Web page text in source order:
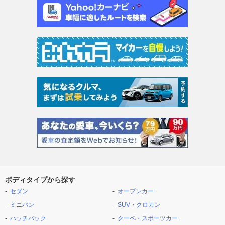
ボディタイプから探す
セダン
ミニバン
ハッチバック
オープンカー
SUV・クロカン
クーペ・スポーツカー